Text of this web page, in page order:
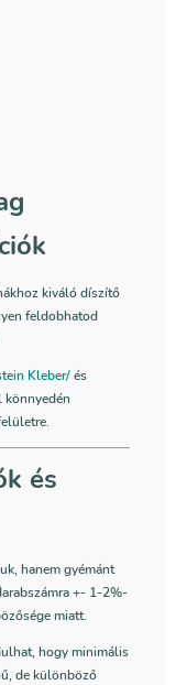
kiváló díszítő
feldobhatod
Kleber/és
és
hanem gyémánt
+- 1-2%-
miatt.
hogy minimális
de különböző